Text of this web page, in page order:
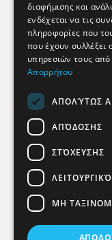
διαφήμισης και
ενδέχεται να τις
πληροφορίες που
που έχουν συλλέξει
υπηρεσιών τους από
Απορρήτου
ΑΠΟΛΎΤΩΣ
ΑΠΌΔΟΣΗΣ
ΣΤΌΧΕΥΣΗΣ
ΜΗ